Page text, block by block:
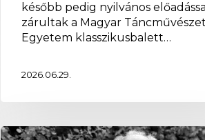
később pedig nyilvános előadással
zárultak a Magyar
Egyetem klasszikusbalett…
2026.06.29.
Elhunyt